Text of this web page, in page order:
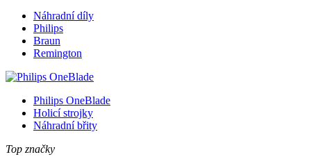
Náhradní díly
Philips
Braun
Remington
Philips OneBlade
Holicí strojky
Náhradní břity
Top značky